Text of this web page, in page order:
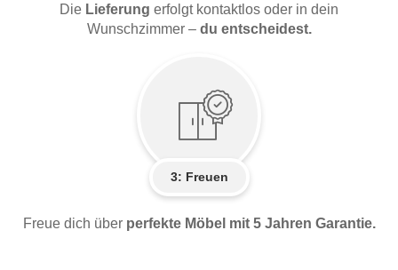
Die Lieferung erfolgt kontaktlos oder in dein
Wunschzimmer – du entscheidest.
3: Freuen
Freue dich über perfekte Möbel mit 5 Jahren Garantie.